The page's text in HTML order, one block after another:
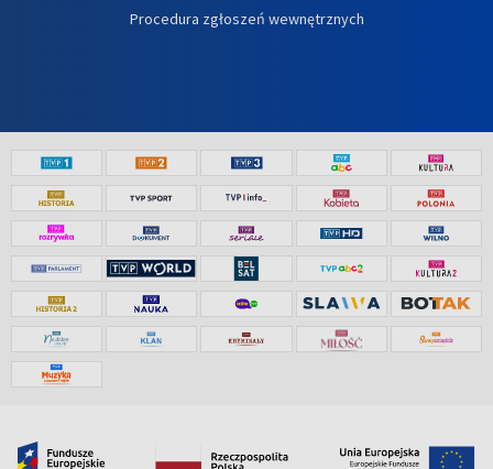
Procedura zgłoszeń wewnętrznych